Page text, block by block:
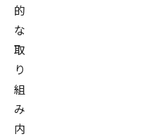
的
な
取
り
組
み
内